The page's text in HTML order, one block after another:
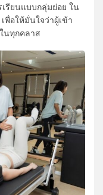
รียนแบบกลุ่มย่อย ใน
พื่อให้มั่นใจว่าผู้เข้า
นทุกคลาส